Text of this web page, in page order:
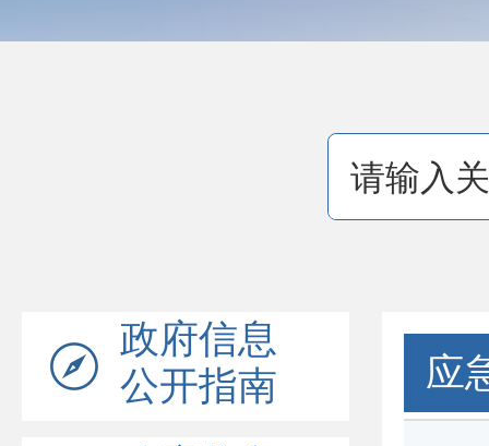
政府信息
公开指南
应